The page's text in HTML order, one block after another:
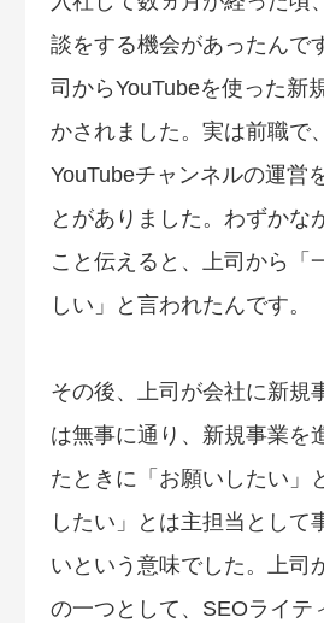
談をする機会があったんで
司からYouTubeを使った新
かされました。実は前職で
YouTubeチャンネルの運営
とがありました。わずかな
こと伝えると、上司から「
しい」と言われたんです。
その後、上司が会社に新規
は無事に通り、新規事業を
たときに「お願いしたい」
したい」とは主担当として
いという意味でした。上司
の一つとして、SEOライテ